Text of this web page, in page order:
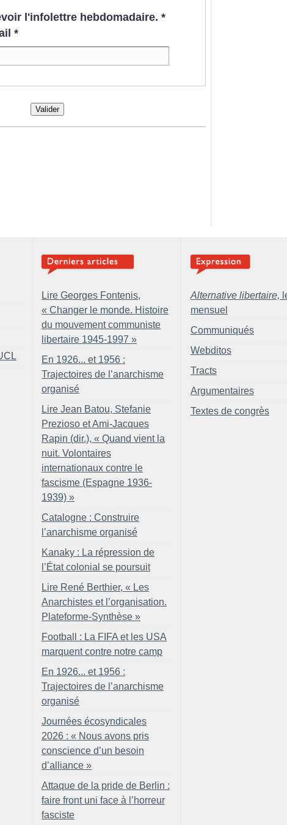
l'infolettre hebdomadaire. *
*
Valider
Lire Georges Fontenis,
« Changer le monde. Histoire
du mouvement communiste
libertaire 1945-1997 »
En 1926... et 1956 :
Trajectoires de l’anarchisme
organisé
Lire Jean Batou, Stefanie
Prezioso et Ami-Jacques
Rapin (dir.), « Quand vient la
nuit. Volontaires
internationaux contre le
fascisme (Espagne 1936-
1939) »
Catalogne : Construire
l’anarchisme organisé
Kanaky : La répression de
l’État colonial se poursuit
Lire René Berthier, « Les
Anarchistes et l’organisation.
Plateforme-Synthèse »
Football : La FIFA et les USA
marquent contre notre camp
En 1926... et 1956 :
Trajectoires de l’anarchisme
organisé
Journées écosyndicales
2026 : « Nous avons pris
conscience d’un besoin
d’alliance »
Attaque de la pride de Berlin :
faire front uni face à l’horreur
fasciste
Alternative libertaire,
mensuel
Communiqués
Webditos
Tracts
Argumentaires
Textes de congrès